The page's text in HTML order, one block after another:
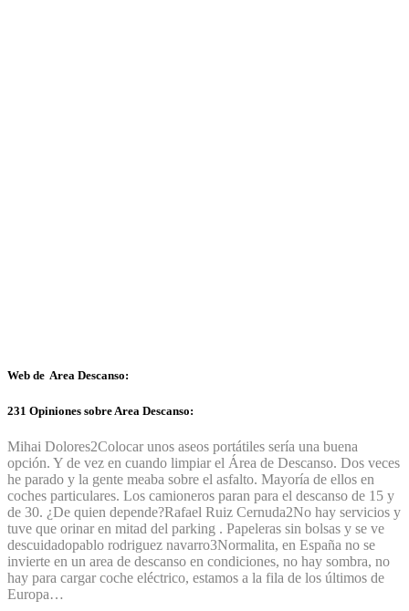
Web de Area Descanso:
231 Opiniones sobre Area Descanso:
Mihai Dolores2Colocar unos aseos portátiles sería una buena
opción. Y de vez en cuando limpiar el Área de Descanso. Dos veces
he parado y la gente meaba sobre el asfalto. Mayoría de ellos en
coches particulares. Los camioneros paran para el descanso de 15 y
de 30. ¿De quien depende?Rafael Ruiz Cernuda2No hay servicios y
tuve que orinar en mitad del parking . Papeleras sin bolsas y se ve
descuidadopablo rodriguez navarro3Normalita, en España no se
invierte en un area de descanso en condiciones, no hay sombra, no
hay para cargar coche eléctrico, estamos a la fila de los últimos de
Europa…